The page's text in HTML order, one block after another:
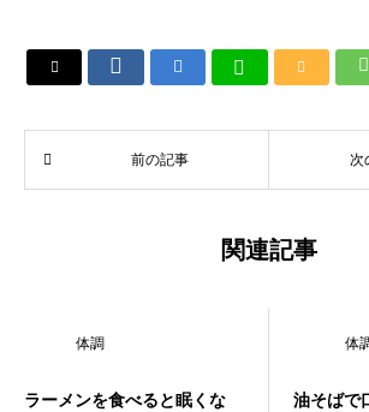
    
前の記事 次
関連記事
体調
ラーメンを食べると眠くな
体
油そばで